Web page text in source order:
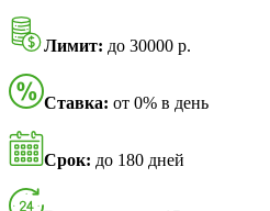
Лимит: до 30000 р.
Ставка: от 0% в день
Срок: до 180 дней